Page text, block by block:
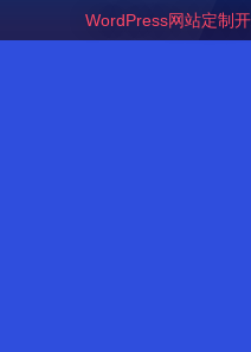
WordPress网站定制